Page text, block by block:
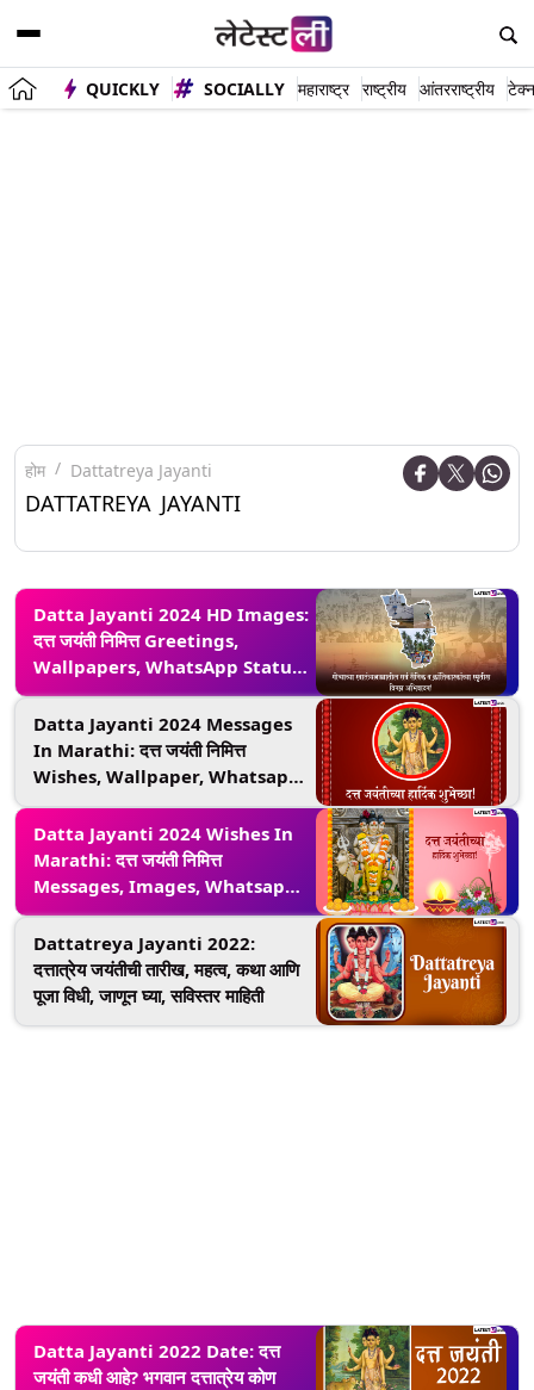
QUICKLY SOCIALLY महाराष्ट्र राष्ट्रीय आंतरराष्ट्रीय
होम Dattatreya Jayanti
DATTATREYA JAYANTI
Datta Jayanti 2024 HD Images:
दत्त जयंती निमित्त Greetings,
Wallpapers, WhatsApp Status
द्वारे प्रियजनांना द्या खास शुभेच्छा!
Datta Jayanti 2024 Messages
In Marathi: दत्त जयंती निमित्त
Wishes, Wallpaper, Whatsapp
Status द्वारा शुभेच्छा देऊन साजरा करा
मंगलमय दिवस!
Datta Jayanti 2024 Wishes In
Marathi: दत्त जयंती निमित्त
Messages, Images, Whatsapp
Status द्वारा शुभेच्छा देत साजरा करा
दत्तात्रयांचा जन्मदिवस!
Dattatreya Jayanti 2022:
दत्तात्रेय जयंतीची तारीख, महत्व, कथा आणि
पूजा विधी, जाणून घ्या, सविस्तर माहिती
Datta Jayanti 2022 Date: दत्त
जयंती कधी आहे? भगवान दत्तात्रेय कोण